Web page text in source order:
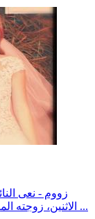
زووم - نعى
الاثنين، زوجته المرحومة شريفة الغربي حرم بن غربية التي وافاها ...